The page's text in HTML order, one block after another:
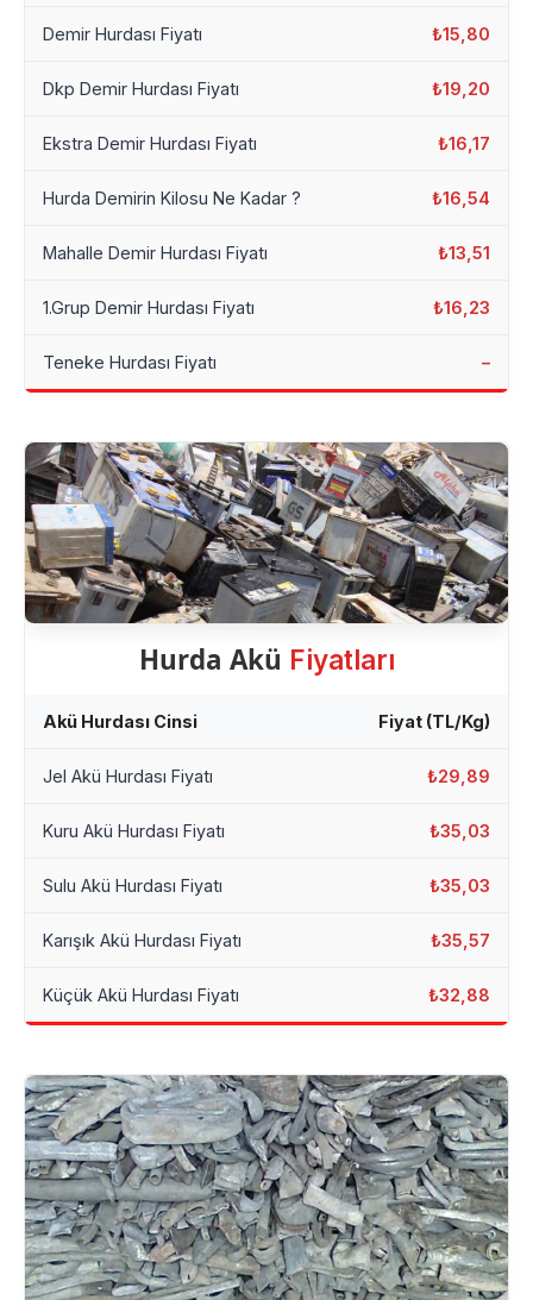
Demir Hurdası Fiyatı ₺15,80
Dkp Demir Hurdası Fiyatı ₺19,20
Ekstra Demir Hurdası Fiyatı ₺16,17
Hurda Demirin Kilosu Ne Kadar ? ₺16,54
Mahalle Demir Hurdası Fiyatı ₺13,51
1.Grup Demir Hurdası Fiyatı ₺16,23
Teneke Hurdası Fiyatı –
Hurda Akü Fiyatları
Akü Hurdası Cinsi Fiyat (TL/Kg)
Jel Akü Hurdası Fiyatı ₺29,89
Kuru Akü Hurdası Fiyatı ₺35,03
Sulu Akü Hurdası Fiyatı ₺35,03
Karışık Akü Hurdası Fiyatı ₺35,57
Küçük Akü Hurdası Fiyatı ₺32,88